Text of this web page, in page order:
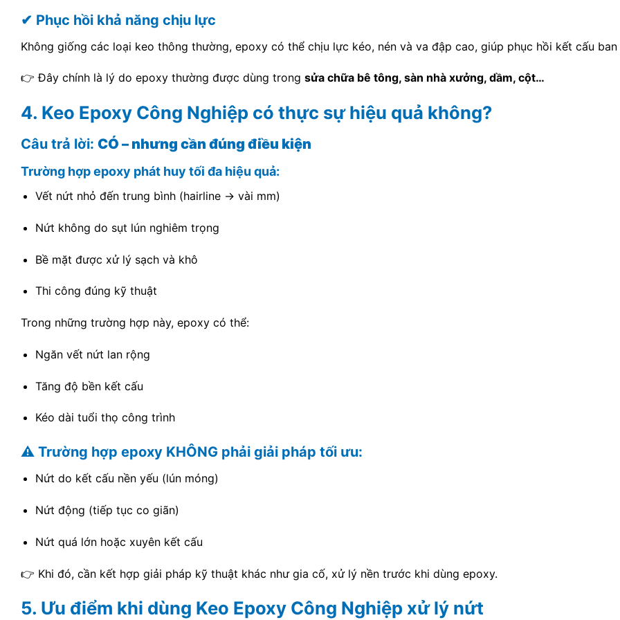
✔ Phục hồi khả năng chịu lực
Không giống các loại keo thông thường, epoxy có thể chịu lực kéo, nén và va đập cao, giúp phục hồi kết cấu ban
👉 Đây chính là lý do epoxy thường được dùng trong sửa chữa bê tông, sàn nhà xưởng, dầm, cột…
4. Keo Epoxy Công Nghiệp có thực sự hiệu quả không?
Câu trả lời: CÓ – nhưng cần đúng điều kiện
Trường hợp epoxy phát huy tối đa hiệu quả:
Vết nứt nhỏ đến trung bình (hairline → vài mm)
Nứt không do sụt lún nghiêm trọng
Bề mặt được xử lý sạch và khô
Thi công đúng kỹ thuật
Trong những trường hợp này, epoxy có thể:
Ngăn vết nứt lan rộng
Tăng độ bền kết cấu
Kéo dài tuổi thọ công trình
⚠️ Trường hợp epoxy KHÔNG phải giải pháp tối ưu:
Nứt do kết cấu nền yếu (lún móng)
Nứt động (tiếp tục co giãn)
Nứt quá lớn hoặc xuyên kết cấu
👉 Khi đó, cần kết hợp giải pháp kỹ thuật khác như gia cố, xử lý nền trước khi dùng epoxy.
5. Ưu điểm khi dùng Keo Epoxy Công Nghiệp xử lý nứt